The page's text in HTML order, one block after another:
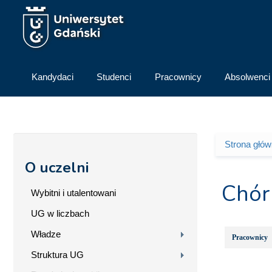
Przejdź do treści
Kandydaci Studenci Pracownicy Absolwenci
O uczelni
Wybitni i utalentowani
UG w liczbach
Władze
Struktura UG
Strona
Chór
Pracownicy